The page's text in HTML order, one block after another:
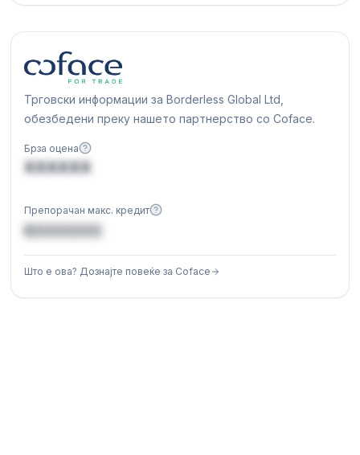
Трговски информации за Borderless Global Ltd,
обезбедени преку нашето партнерство со Coface.
Брза оцена
XXXXXX
Препорачан макс. кредит
€XXXXXX
Што е ова? Дознајте повеќе за Coface